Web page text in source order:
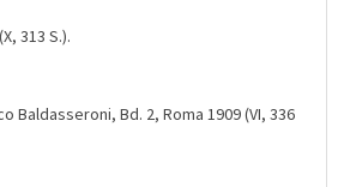
313 S.).
Baldasseroni, Bd. 2, Roma 1909 (VI, 336